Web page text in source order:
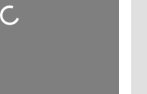
Wird geladen …